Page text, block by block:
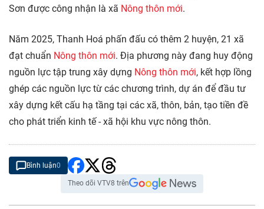
Sơn được công nhận là xã Nông thôn mới.
Năm 2025, Thanh Hoá phấn đấu có thêm 2 huyện, 21 xã
đạt chuẩn Nông thôn mới. Địa phương này đang huy động
nguồn lực tập trung xây dựng Nông thôn mới, kết hợp lồng
ghép các nguồn lực từ các chương trình, dự án để đầu tư
xây dựng kết cấu hạ tầng tại các xã, thôn, bản, tạo tiền đề
cho phát triển kinh tế - xã hội khu vực nông thôn.
Bình luận0
Theo dõi VTV8 trên